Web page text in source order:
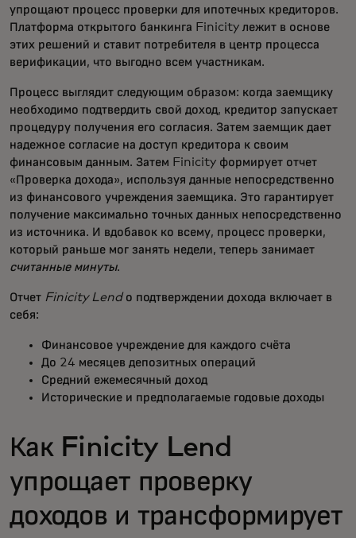
упрощают процесс проверки для ипотечных кредиторов.
Платформа открытого банкинга Finicity лежит в основе
этих решений и ставит потребителя в центр процесса
верификации, что выгодно всем участникам.
Процесс выглядит следующим образом: когда заемщику
необходимо подтвердить свой доход, кредитор запускает
процедуру получения его согласия. Затем заемщик дает
надежное согласие на доступ кредитора к своим
финансовым данным. Затем Finicity формирует отчет
«Проверка дохода», используя данные непосредственно
из финансового учреждения заемщика. Это гарантирует
получение максимально точных данных непосредственно
из источника. И вдобавок ко всему, процесс проверки,
который раньше мог занять недели, теперь занимает
считанные минуты.
Отчет Finicity Lendо подтверждении дохода включает в
себя:
Финансовое учреждение для каждого счёта
До 24 месяцев депозитных операций
Средний ежемесячный доход
Исторические и предполагаемые годовые доходы
Как Finicity Lend
упрощает проверку
доходов и трансформирует